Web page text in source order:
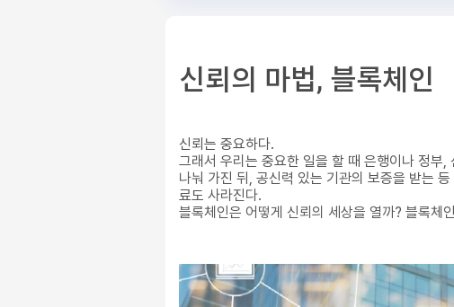
신뢰의 마법, 블록체인
신뢰는 중요하다.
그래서 우리는 중요한 일을 할 때 은행이나 정부
나눠 가진 뒤, 공신력 있는 기관의 보증을 받는
료도 사라진다.
블록체인은 어떻게 신뢰의 세상을 열까? 블록체